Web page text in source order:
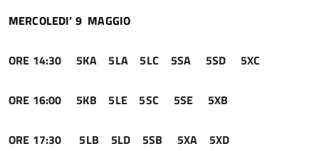
MERCOLEDI’ 9 MAGGIO
ORE 14:30 5KA 5LA 5LC 5SA 5SD 5XC
ORE 16:00 5KB 5LE 5SC 5SE 5XB
ORE 17:30 5LB 5LD 5SB 5XA 5XD